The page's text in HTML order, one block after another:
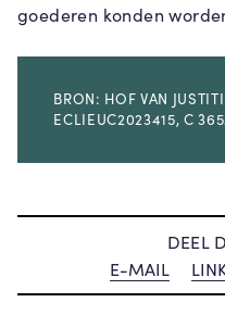
goederen konden
BRON: HOF VAN
ECLIEUC2023415, C
DEEL
E-MAIL